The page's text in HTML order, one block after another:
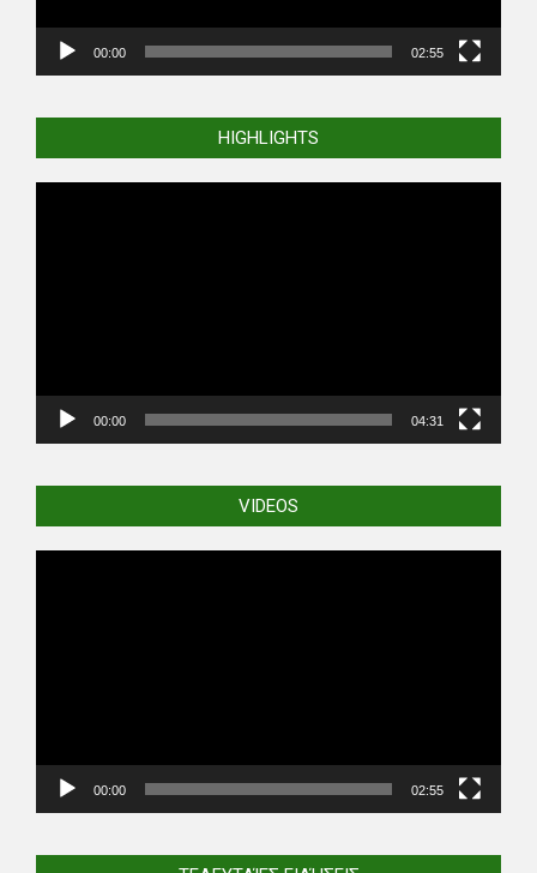
00:00 02:55
HIGHLIGHTS
00:00 04:31
VIDEOS
00:00 02:55